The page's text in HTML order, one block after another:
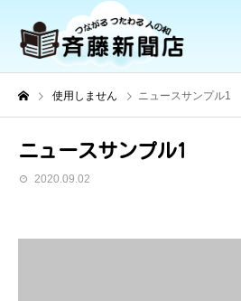
使用しません ニュースサンプル1
ニュースサンプル1
2020.09.02